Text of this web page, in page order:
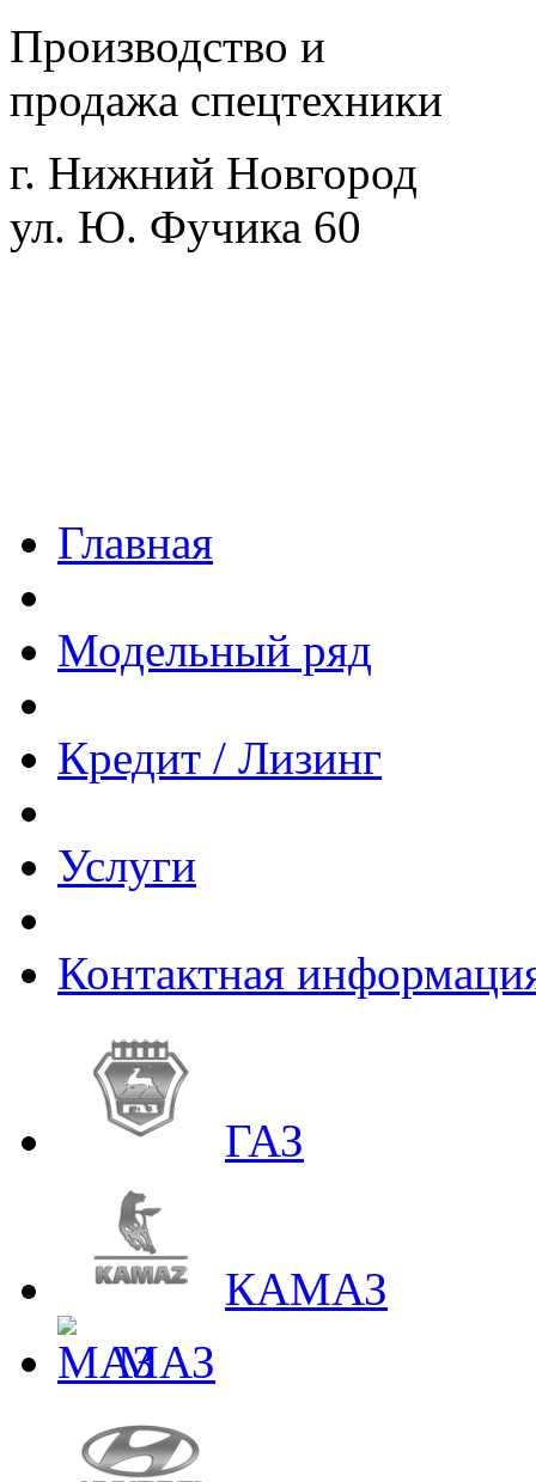
Производство и
продажа спецтехники
г. Нижний Новгород
ул. Ю. Фучика 60
Главная
Модельный ряд
Кредит / Лизинг
Услуги
Контактная
ГАЗ
КАМАЗ
МАЗ